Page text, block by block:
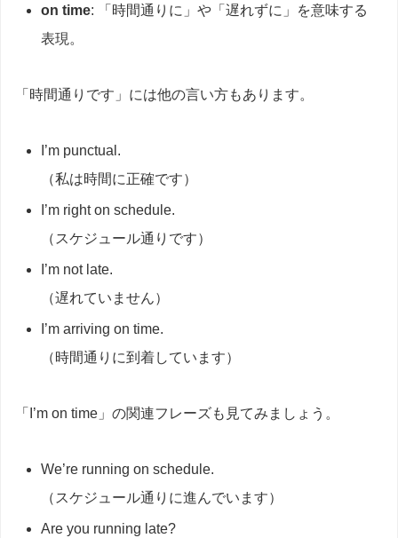
on time: 「時間通りに」や「遅れずに」を意味する
表現。
「時間通りです」には他の言い方もあります。
I’m punctual.
（私は時間に正確です）
I’m right on schedule.
（スケジュール通りです）
I’m not late.
（遅れていません）
I’m arriving on time.
（時間通りに到着しています）
「I’m on time」の関連フレーズも見てみましょう。
We’re running on schedule.
（スケジュール通りに進んでいます）
Are you running late?